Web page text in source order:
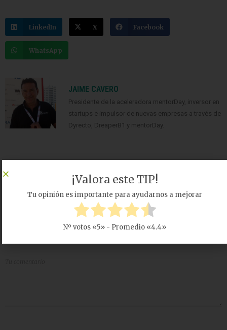
LinkedIn X Facebook
WhatsApp
JAIME CAVERO
Presidente de la aceleradora mentorDay, inversor en
startups e impulsor de nuevas empresas a través de
Dyrecto, DreaperB1 y mentorDay.
Todos los Comentarios
COMENTARIOS
¡Valora este TIP!
Tu opinión es importante para ayudarnos a mejorar
Nº votos «5» - Promedio «4.4»